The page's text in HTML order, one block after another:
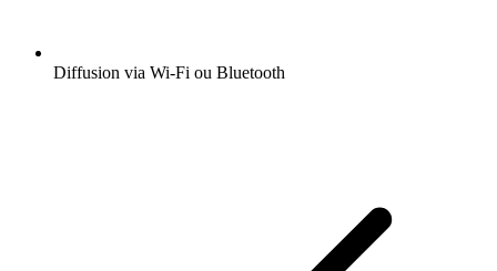
Diffusion via Wi-Fi ou Bluetooth